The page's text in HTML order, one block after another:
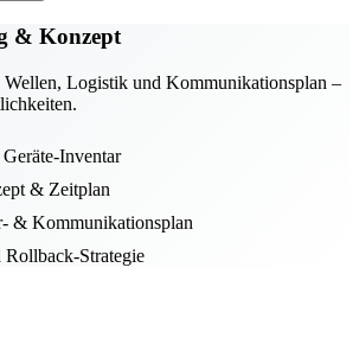
& Konzept
Wellen, Logistik und Kommunikationsplan –
Inventar
& Zeitplan
& Kommunikationsplan
Strategie